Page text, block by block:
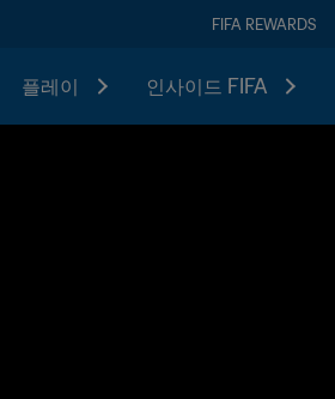
FIFA REWARDS
플레이 인사이드 FIFA